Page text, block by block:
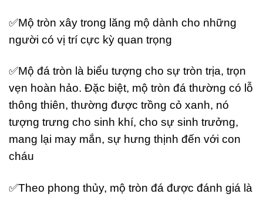
✅Mộ tròn xây trong lăng mộ dành cho những
người có vị trí cực kỳ quan trọng
✅Mộ đá tròn là biểu tượng cho sự tròn trịa, trọn
vẹn hoàn hảo. Đặc biệt, mộ tròn đá thường có lỗ
thông thiên, thường được trồng cỏ xanh, nó
tượng trưng cho sinh khí, cho sự sinh trưởng,
mang lại may mắn, sự hưng thịnh đến với con
cháu
✅Theo phong thủy, mộ tròn đá được đánh giá là